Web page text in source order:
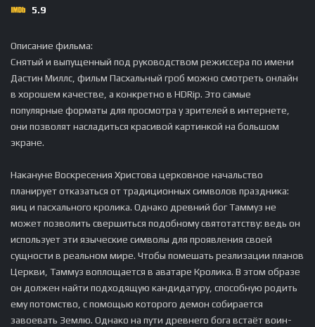
5.9
Описание фильма:
Снятый и выпущенный под руководством режиссера по имени
Дастин Миллс, фильм Пасхальный гроб можно смотреть онлайн
в хорошем качестве, а конкретно в HDRip. Это самые
популярные форматы для просмотра у зрителей в интернете,
они позволят насладиться красивой картинкой на большом
экране.
Накануне Воскресения Христова церковное начальство
планирует отказаться от традиционных символов праздника:
яиц и пасхального кролика. Однако древний бог Таммуз не
может позволить свершиться подобному святотатству: ведь он
использует эти языческие символы для проявления своей
сущности в реальном мире. Чтобы помешать реализации планов
Церкви, Таммуз воплощается в аватаре Кролика. В этом образе
он должен найти подходящую кандидатуру, способную родить
ему потомство, с помощью которого демон собирается
завоевать Землю. Однако на пути древнего бога встаёт воин-